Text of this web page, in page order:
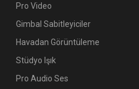
Pro Video
Gimbal Sabitleyiciler
Havadan Görüntüleme
Stüdyo Işık
Pro Audio Ses